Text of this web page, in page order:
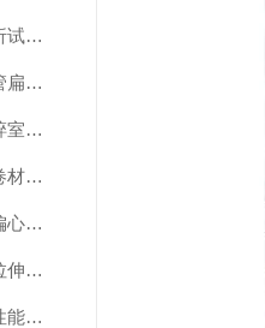
LBTC-269砌墙砖抗折试验夹具
LBTC-268软式透水管扁平耐压力试验压具夹具
LBTC-267支撑剂破碎室测试装置
LBTC-266预铺防水卷材与后浇混凝土剥离强度试验夹具
LBTC-265橡胶片材偏心夹具
LBTC-263手捏杠杆拉伸橡塑夹具
LBTC-262厚度方向性能钢板拉伸试验夹具